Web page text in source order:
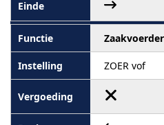
Zaakvoerder
ZOER vof